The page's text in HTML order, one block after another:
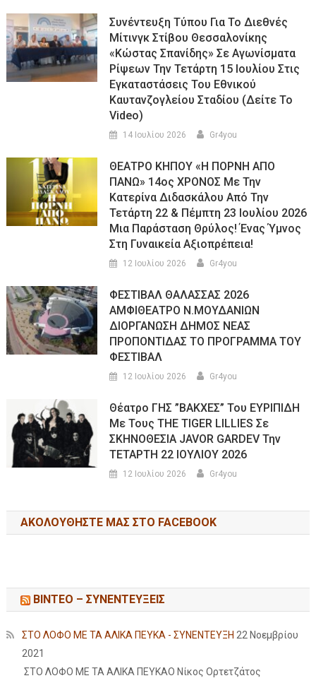
Συνέντευξη Τύπου Για Το Διεθνές
Μίτινγκ Στίβου Θεσσαλονίκης
«Κώστας Σπανίδης» Σε Αγωνίσματα
Ρίψεων Την Τετάρτη 15 Ιουλίου Στις
Εγκαταστάσεις Του Εθνικού
Καυτανζογλείου Σταδίου (Δείτε Το
Video)
14 Ιουλίου 2026 Gr4you
ΘΕΑΤΡΟ ΚΗΠΟΥ «Η ΠΟΡΝΗ ΑΠΟ
ΠΑΝΩ» 14ος ΧΡΟΝΟΣ Με Την
Κατερίνα Διδασκάλου Από Την
Τετάρτη 22 & Πέμπτη 23 Ιουλίου 2026
Μια Παράσταση Θρύλος! Ένας Ύμνος
Στη Γυναικεία Αξιοπρέπεια!
12 Ιουλίου 2026 Gr4you
ΦΕΣΤΙΒΑΛ ΘΑΛΑΣΣΑΣ 2026
ΑΜΦΙΘΕΑΤΡΟ Ν.ΜΟΥΔΑΝΙΩΝ
ΔΙΟΡΓΑΝΩΣΗ ΔΗΜΟΣ ΝΕΑΣ
ΠΡΟΠΟΝΤΙΔΑΣ ΤΟ ΠΡΟΓΡΑΜΜΑ ΤΟΥ
ΦΕΣΤΙΒΑΛ
12 Ιουλίου 2026 Gr4you
Θέατρο ΓΗΣ ”ΒΑΚΧΕΣ” Του ΕΥΡΙΠΙΔΗ
Με Τους THE TIGER LILLIES Σε
ΣΚΗΝΟΘΕΣΙΑ JAVOR GARDEV Την
ΤΕΤΑΡΤΗ 22 ΙΟΥΛΙΟΥ 2026
12 Ιουλίου 2026 Gr4you
ΑΚΟΛΟΥΘΉΣΤΕ ΜΑΣ ΣΤΟ FACEBOOK
ΒΙΝΤΕΟ – ΣΥΝΕΝΤΕΥΞΕΙΣ
ΣΤΟ ΛΟΦΟ ΜΕ ΤΑ ΑΛΙΚΑ ΠΕΥΚΑ - ΣΥΝΕΝΤΕΥΞΗ 22 Νοεμβρίου
2021
ΣΤΟ ΛΟΦΟ ΜΕ ΤΑ ΑΛΙΚΑ ΠΕΥΚΑΟ Νίκος Ορτετζάτος